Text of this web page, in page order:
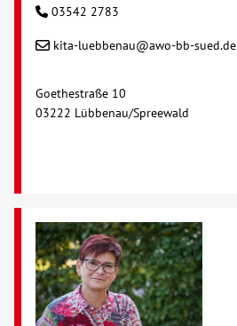
03542 2783
kita-luebbenau@awo-bb-sued.de
Goethestraße 10
03222 Lübbenau/Spreewald